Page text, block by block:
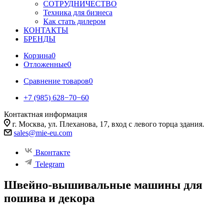
СОТРУДНИЧЕСТВО
Техника для бизнеса
Как стать дилером
КОНТАКТЫ
БРЕНДЫ
Корзина0
Отложенные0
Сравнение товаров0
+7 (985) 628−70−60
Контактная информация
г. Москва, ул. Плеханова, 17, вход с левого торца здания.
sales@mie-eu.com
Вконтакте
Telegram
Швейно-вышивальные машины для
пошива и декора